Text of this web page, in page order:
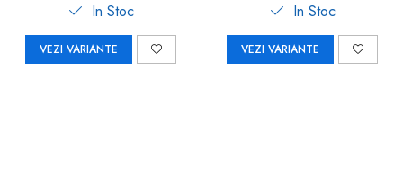
In Stoc
VEZI VARIANTE
In Stoc
VEZI VARIANTE